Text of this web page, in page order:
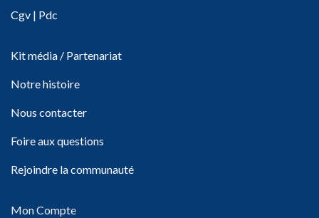
Cgv | Pdc
Kit média / Partenariat
Notre histoire
Nous contacter
Foire aux questions
Rejoindre la communauté
Mon Compte